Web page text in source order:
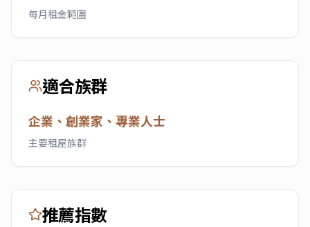
每月租金範圍
適合族群
企業、創業家、專業人士
主要租屋族群
推薦指數